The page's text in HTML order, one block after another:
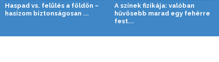
Haspad vs. felülés a földön –
hasizom biztonságosan ...
A színek fizikája: valóban
hűvösebb marad egy fehérre
fest...